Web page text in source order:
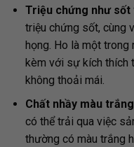
Triệu chứng như sốt
triệu chứng sốt, cùng
họng. Ho là một trong
kèm với sự kích thích
không thoải mái.
Chất nhầy màu
có thể trải qua việc
thường có màu trắng